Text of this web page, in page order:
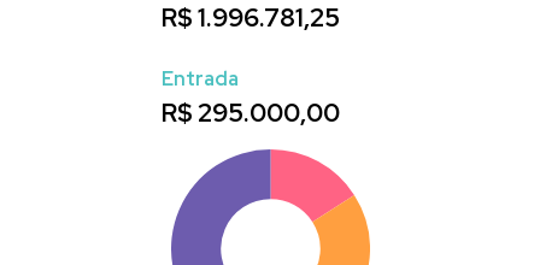
R$1.996.781,25
Entrada
R$295.000,00